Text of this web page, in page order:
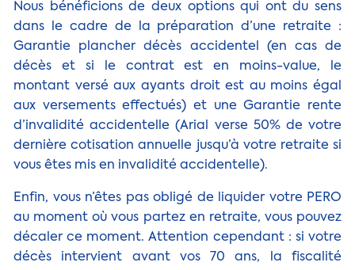
Nous bénéficions de deux options qui ont du sens
dans le cadre de la préparation d’une retraite :
Garantie plancher décès accidentel (en cas de
décès et si le contrat est en moins-value, le
montant versé aux ayants droit est au moins égal
aux versements effectués) et une Garantie rente
d’invalidité accidentelle (Arial verse 50% de votre
dernière cotisation annuelle jusqu’à votre retraite si
vous êtes mis en invalidité accidentelle).
Enfin, vous n’êtes pas obligé de liquider votre PERO
au moment où vous partez en retraite, vous pouvez
décaler ce moment. Attention cependant : si votre
décès intervient avant vos 70 ans, la fiscalité